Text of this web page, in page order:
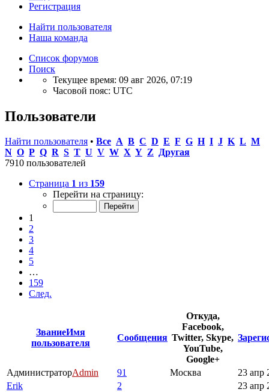
Регистрация
Найти пользователя
Наша команда
Список форумов
Поиск
Текущее время: 09 авг 2026, 07:19
Часовой пояс: UTC
Пользователи
Найти пользователя • Все A B C D E F G H I J K L M
N O P Q R S T U V W X Y Z Другая
7910 пользователей
Страница 1 из 159
Перейти на страницу:
1
2
3
4
5
…
159
След.
ЗваниеИмя
пользователя
Сообщения
Откуда,
Facebook,
Twitter, Skype,
YouTube,
Google+
АдминистраторAdmin 91 Москва
23 апр
Erik
2
23 апр